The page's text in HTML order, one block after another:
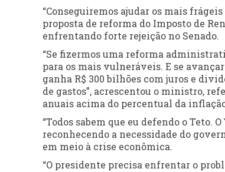
“Conseguiremos ajudar os mais
proposta de reforma do Imposto de
enfrentando forte rejeição no Senado.
“Se fizermos uma reforma
para os mais vulneráveis. E se
ganha R$ 300 bilhões com juros e
de gastos”, acrescentou o ministro,
anuais acima do percentual da
“Todos sabem que eu defendo o Teto.
reconhecendo a necessidade do
em meio à crise econômica.
“O presidente precisa enfrentar o